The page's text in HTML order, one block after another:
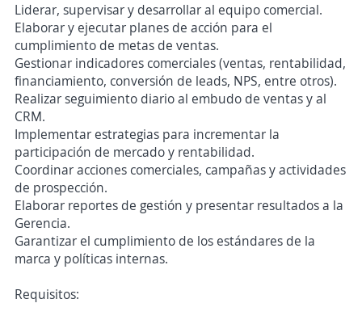
Liderar, supervisar y desarrollar al equipo comercial.
Elaborar y ejecutar planes de acción para el
cumplimiento de metas de ventas.
Gestionar indicadores comerciales (ventas, rentabilidad,
financiamiento, conversión de leads, NPS, entre otros).
Realizar seguimiento diario al embudo de ventas y al
CRM.
Implementar estrategias para incrementar la
participación de mercado y rentabilidad.
Coordinar acciones comerciales, campañas y actividades
de prospección.
Elaborar reportes de gestión y presentar resultados a la
Gerencia.
Garantizar el cumplimiento de los estándares de la
marca y políticas internas.
Requisitos: